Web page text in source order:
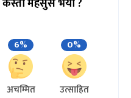
महसुस भयो ?
6%
अचम्मित
0%
उत्साहित